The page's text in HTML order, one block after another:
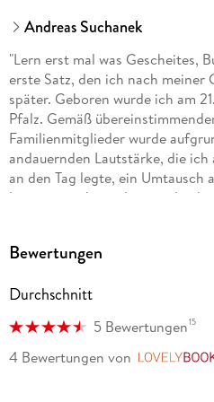
Andreas Suchanek
"Lern erst mal was Gescheites,
erste Satz, den ich nach meiner
später. Geboren wurde ich am
Pfalz. Gemäß
Familienmitglieder wurde
andauernden Lautstärke, die
an den Tag legte, ein Umtausch
können wir ihn nicht
turbulente Jugend. Natürlich
kaputtmachen, zum anderen
meine Memoiren übrig.
. . . Mehr könnt ihr unter
Bewertungen
Durchschnitt
5 Bewertungen15
4 Bewertungen von